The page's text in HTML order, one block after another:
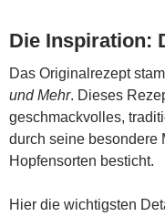
Die Inspiration:
Das Originalrezept
und Mehr. Dieses
geschmackvolles,
durch seine besondere
Hopfensorten besticht.
Hier die wichtigsten